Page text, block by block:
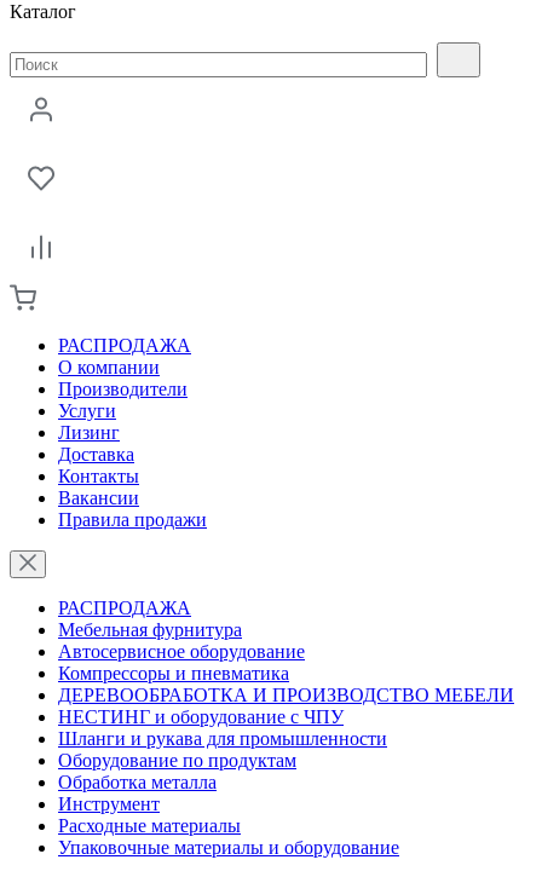
Каталог
РАСПРОДАЖА
О компании
Производители
Услуги
Лизинг
Доставка
Контакты
Вакансии
Правила продажи
РАСПРОДАЖА
Мебельная фурнитура
Автосервисное оборудование
Компрессоры и пневматика
ДЕРЕВООБРАБОТКА И ПРОИЗВОДСТВО МЕБЕЛИ
НЕСТИНГ и оборудование с ЧПУ
Шланги и рукава для промышленности
Оборудование по продуктам
Обработка металла
Инструмент
Расходные материалы
Упаковочные материалы и оборудование